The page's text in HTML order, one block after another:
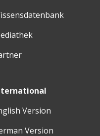
Version
Version